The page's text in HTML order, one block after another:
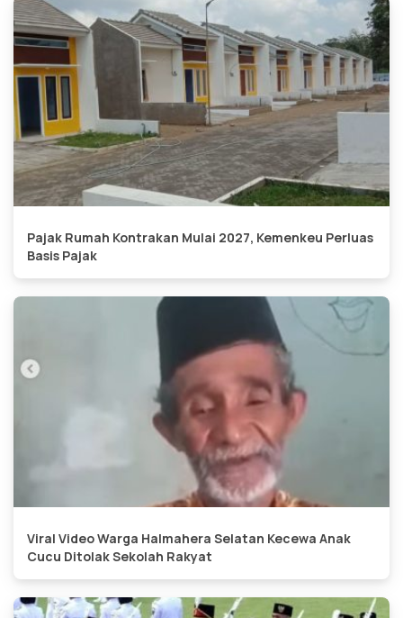
Pajak Rumah Kontrakan Mulai 2027, Kemenkeu Perluas
Basis Pajak
Viral Video Warga Halmahera Selatan Kecewa Anak
Cucu Ditolak Sekolah Rakyat